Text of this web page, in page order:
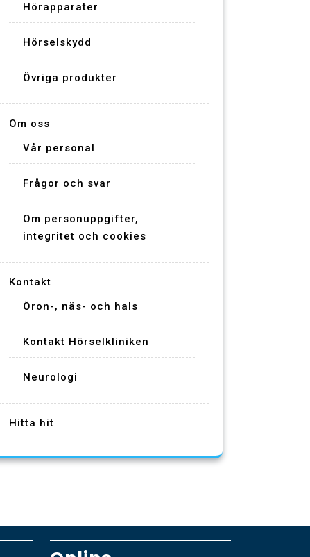
Hörapparater
Hörselskydd
Övriga produkter
Om oss
Vår personal
Frågor och svar
Om personuppgifter,
integritet och cookies
Kontakt
Öron-, näs- och hals
Kontakt Hörselkliniken
Neurologi
Hitta hit